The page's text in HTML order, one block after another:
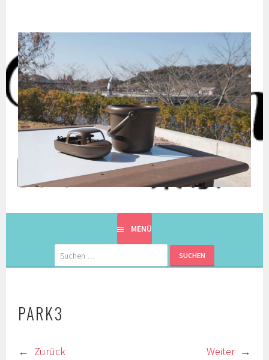
Inhalt
8900KM. BERLIN ⇔ 東京
MENÜ
Suchen
nach:
PARK3
Zurück Weiter